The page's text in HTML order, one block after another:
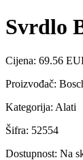
Svrdlo
Cijena: 69.56
Proizvođač:
Kategorija: Alati
Šifra: 52554
Dostupnost: Na